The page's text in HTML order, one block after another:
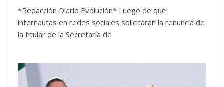
*Redacción Diario Evolución* Luego de qué
internautas en redes sociales solicitarán la renuncia de
la titular de la Secretaría de